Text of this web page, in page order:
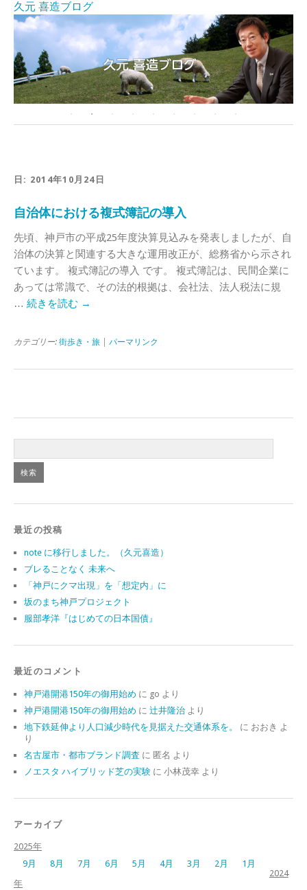
久元 喜造ブログ
日: 2014年10月24日
自治体における複式簿記の導入
先頃、神戸市の平成25年度決算見込みを発表しましたが、自
治体の決算と関連する大きな運用改正が、総務省から示され
ています。 複式簿記の導入 です。 複式簿記は、民間企業に
あっては常識で、その法的根拠は、会社法、法人税法に規
… 続きを読む →
カテゴリー: 街歩き・旅 パーマリンク
最近の投稿
note に移行しました。（久元喜造）
ブレることなく 未来へ
「神戸にクマ出現」を「想定内」に
坂のまち神戸プロジェクト
服部孝洋『はじめての日本国債』
最近のコメント
神戸港開港150年の御用始め に go より
神戸港開港150年の御用始め に 辻井隆治 より
地下鉄延伸より人口減少時代を見据えた交通体系を。
に おおき よ
り
名古屋市・都市ブランド調査 に 匿名 より
ノエスタ ハイブリッド芝の実験 に 小林茂幸 より
アーカイブ
2025年
9月
8月 7月 6月 5月 4月 3月 2月
1月
2024
年